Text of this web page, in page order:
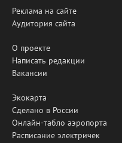
Реклама на сайте
Аудитория сайта
О проекте
Написать редакции
Вакансии
Экокарта
Сделано в России
Онлайн-табло аэропорта
Расписание электричек